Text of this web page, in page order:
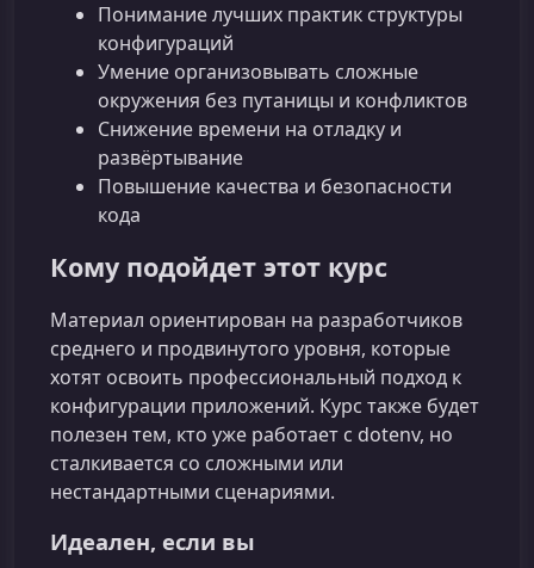
Понимание лучших практик структуры
конфигураций
Умение организовывать сложные
окружения без путаницы и конфликтов
Снижение времени на отладку и
развёртывание
Повышение качества и безопасности
кода
Кому подойдет этот курс
Материал ориентирован на разработчиков
среднего и продвинутого уровня, которые
хотят освоить профессиональный подход к
конфигурации приложений. Курс также будет
полезен тем, кто уже работает с dotenv, но
сталкивается со сложными или
нестандартными сценариями.
Идеален, если вы